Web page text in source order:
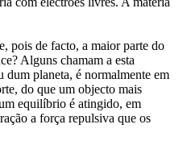
pois de facto, a maior parte do
Alguns chamam a esta
dum planeta, é normalmente em
do que um objecto mais
equilíbrio é atingido, em
a força repulsiva que os